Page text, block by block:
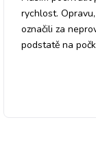
rychlost.
označili za
podstatě na